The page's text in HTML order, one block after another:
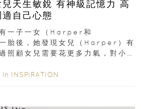
天生敏銳 有神級記憶力 高
自己心態
一子一女（Harper和
胎後，她發現女兒（Harper）有
照顧女兒需要花更多力氣，對小
In INSPIRATION